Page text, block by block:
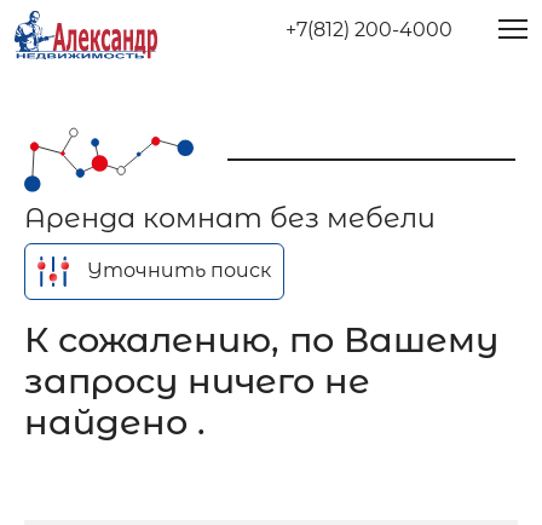
+7(812) 200-4000
Аренда комнат без мебели
Уточнить поиск
К сожалению, по Вашему
запросу ничего не
найдено .